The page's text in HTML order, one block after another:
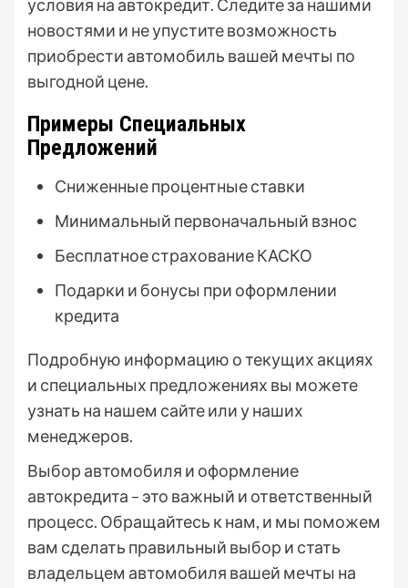
условия на автокредит. Следите за нашими
новостями и не упустите возможность
приобрести автомобиль вашей мечты по
выгодной цене.
Примеры Специальных
Предложений
Сниженные процентные ставки
Минимальный первоначальный взнос
Бесплатное страхование КАСКО
Подарки и бонусы при оформлении
кредита
Подробную информацию о текущих акциях
и специальных предложениях вы можете
узнать на нашем сайте или у наших
менеджеров.
Выбор автомобиля и оформление
автокредита – это важный и ответственный
процесс. Обращайтесь к нам, и мы поможем
вам сделать правильный выбор и стать
владельцем автомобиля вашей мечты на